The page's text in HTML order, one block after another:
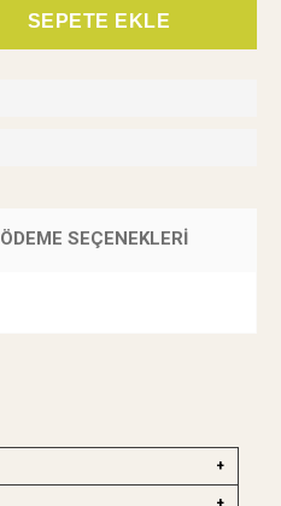
ÖDEME SEÇENEKLERI